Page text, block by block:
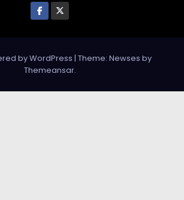
by WordPress | Theme: Newses by
Themeansar.